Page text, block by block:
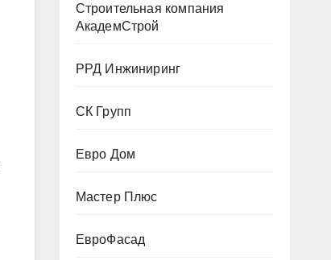
Строительная компания
АкадемСтрой
РРД Инжиниринг
СК Групп
Евро Дом
Мастер Плюс
ЕвроФасад